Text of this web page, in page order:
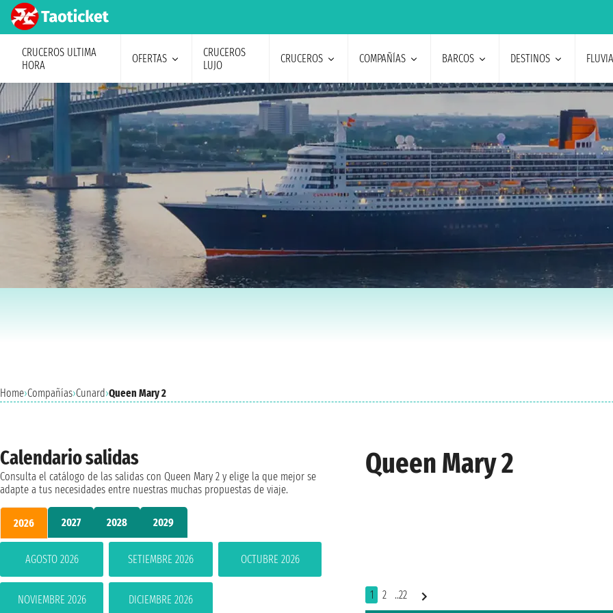
CRUCEROS ULTIMA
HORA
OFERTAS
CRUCEROS
LUJO
CRUCEROS COMPAÑÍAS BARCOS DESTINOS
Home›Compañías›Cunard›Queen Mary 2
Queen Mary 2
1 2 ..22
Calendario salidas
Consulta el catálogo de las salidas con Queen Mary 2 y elige la que mejor se
adapte a tus necesidades entre nuestras muchas propuestas de viaje.
2026 2027 2028 2029
AGOSTO 2026 SETIEMBRE 2026 OCTUBRE 2026
NOVIEMBRE 2026 DICIEMBRE 2026